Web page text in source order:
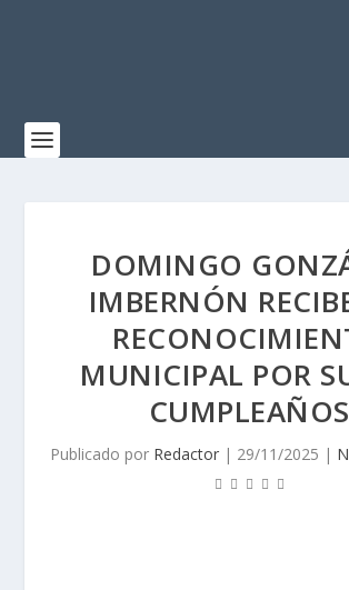
DOMINGO
IMBERNÓN
MUNICIPAL POR
CUMPLEAÑOS
Publicado por Redactor | 29/11/2025 |